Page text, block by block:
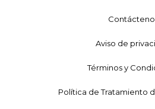
Aviso de
Términos y
Política de Tratamiento